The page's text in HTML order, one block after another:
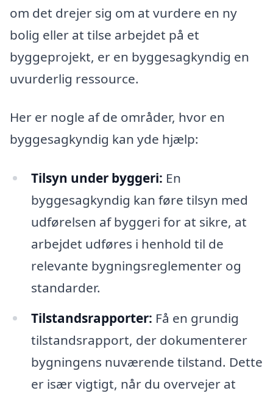
om det drejer sig om at vurdere en ny
bolig eller at tilse arbejdet på et
byggeprojekt, er en byggesagkyndig en
uvurderlig ressource.
Her er nogle af de områder, hvor en
byggesagkyndig kan yde hjælp:
Tilsyn under byggeri: En
byggesagkyndig kan føre tilsyn med
udførelsen af byggeri for at sikre, at
arbejdet udføres i henhold til de
relevante bygningsreglementer og
standarder.
Tilstandsrapporter: Få en grundig
tilstandsrapport, der dokumenterer
bygningens nuværende tilstand. Dette
er især vigtigt, når du overvejer at